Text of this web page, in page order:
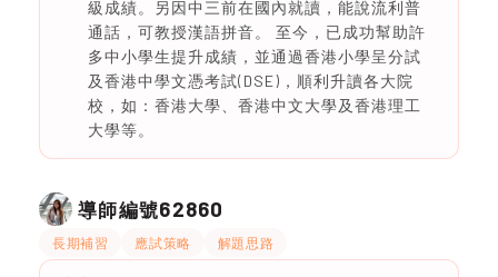
級成績。另因中三前在國內就讀，能說流利普
通話，可教授漢語拼音。 至今，已成功幫助許
多中小學生提升成績，並通過香港小學呈分試
及香港中學文憑考試(DSE)，順利升讀各大院
校，如：香港大學、香港中文大學及香港理工
大學等。
導師編號62860
長期補習 應試策略 解題思路